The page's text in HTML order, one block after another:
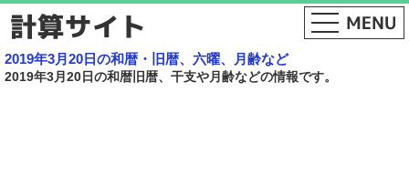
2019年3月20日の和暦・旧暦、六曜、月齢など
2019年3月20日の和暦旧暦、干支や月齢などの情報です。